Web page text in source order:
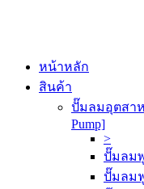
หน้าหลัก
สินค้า
ปั๊มลมอุตสาห
Pump]
>
ปั๊มลม
ปั๊มลมฟู